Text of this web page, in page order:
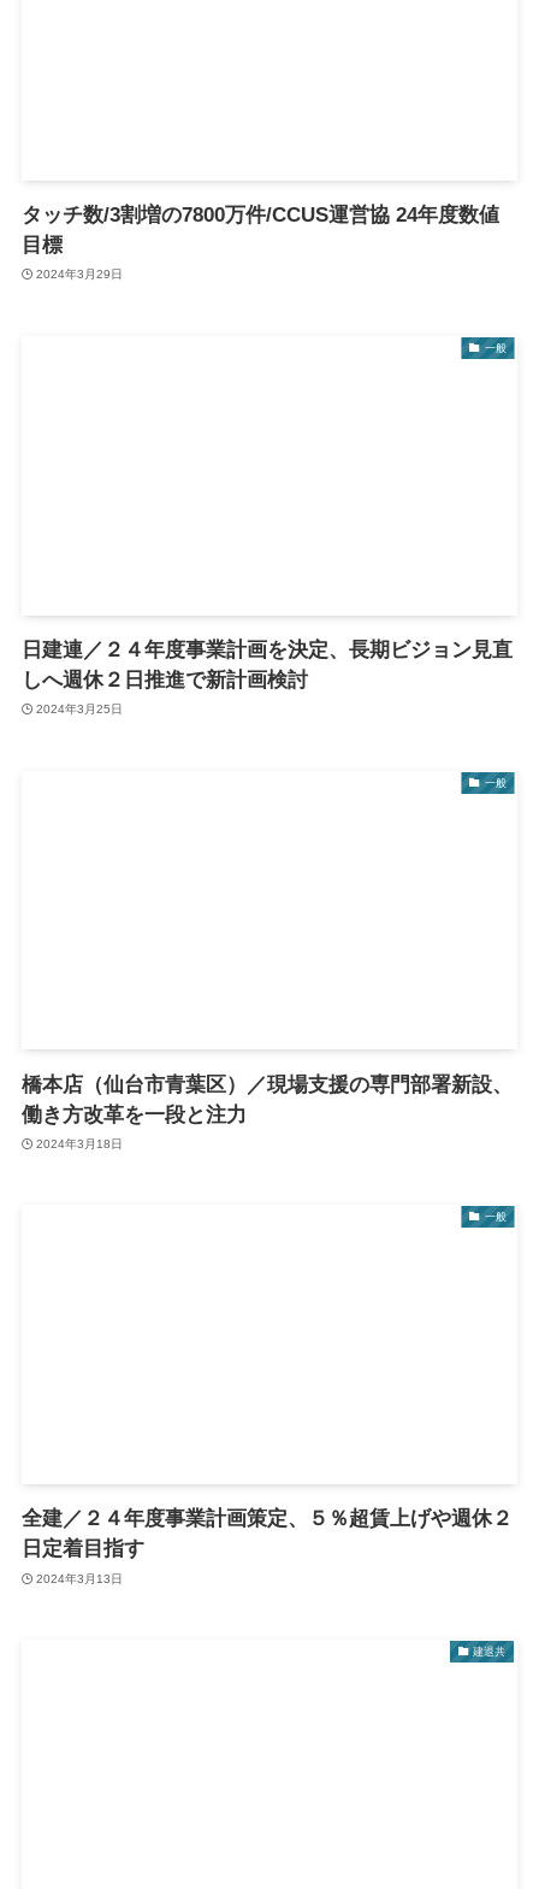
タッチ数/3割増の7800万件/CCUS運営協 24年度数値
目標
2024年3月29日
一般
日建連／２４年度事業計画を決定、長期ビジョン見直
しへ週休２日推進で新計画検討
2024年3月25日
一般
橋本店（仙台市青葉区）／現場支援の専門部署新設、
働き方改革を一段と注力
2024年3月18日
一般
全建／２４年度事業計画策定、５％超賃上げや週休２
日定着目指す
2024年3月13日
建退共